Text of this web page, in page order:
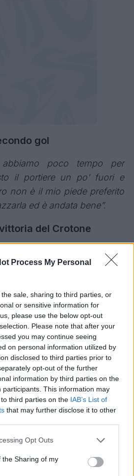
Process My Personal
sale, sharing to third parties, or
or sensitive information for
please use the below opt-out
Please note that after your
you may continue seeing
on personal information utilized by
disclosed to third parties prior to
opt-out of the further
information by third parties on the
participants. This information may
third parties on the IAB’s List of
that may further disclose it to other
Opt Outs
the Sharing of my
gol
abbiamo poco tempo per
il portiere un po' fuori e
non è il mio piede preferito
ed è andata bene”.
del Crotone
per noi era una finale.
ogni partita per cercare di
A
giocare contro squadre
Juve, Napoli e tutte le altre
da bambino, adesso ho
e sono felice, ma devo
a fare del mio meglio per il